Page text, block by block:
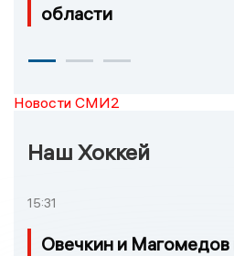
области
Новости СМИ2
Наш Хоккей
15:31
Овечкин и Магомедов